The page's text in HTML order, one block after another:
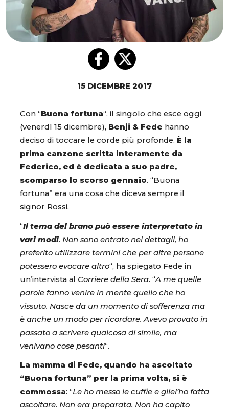
15 DICEMBRE 2017
Con “Buona fortuna“, il singolo che esce oggi
(venerdì 15 dicembre), Benji & Fede hanno
deciso di toccare le corde più profonde. È la
prima canzone scritta interamente da
Federico, ed è dedicata a suo padre,
scomparso lo scorso gennaio. “Buona
fortuna” era una cosa che diceva sempre il
signor Rossi.
“Il tema del brano può essere interpretato in
vari modi. Non sono entrato nei dettagli, ho
preferito utilizzare termini che per altre persone
potessero evocare altro“, ha spiegato Fede in
un’intervista al Corriere della Sera. “A me quelle
parole fanno venire in mente quello che ho
vissuto. Nasce da un momento di sofferenza ma
è anche un modo per ricordare. Avevo provato in
passato a scrivere qualcosa di simile, ma
venivano cose pesanti“.
La mamma di Fede, quando ha ascoltato
“Buona fortuna” per la prima volta, si è
commossa: “Le ho messo le cuffie e gliel’ho fatta
ascoltare. Non era preparata. Non ha capito